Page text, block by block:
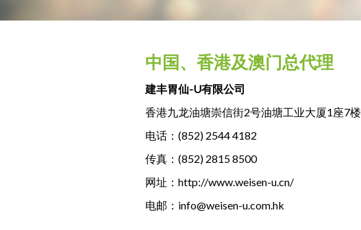
中国、香港及澳门总代理
建丰胃仙-U有限公司
香港九龙油塘崇信街2号油塘工业大厦1座7楼
电话： (852) 2544 4182
传真：(852) 2815 8500
网址： http://www.weisen-u.cn/
电邮： info@weisen-u.com.hk